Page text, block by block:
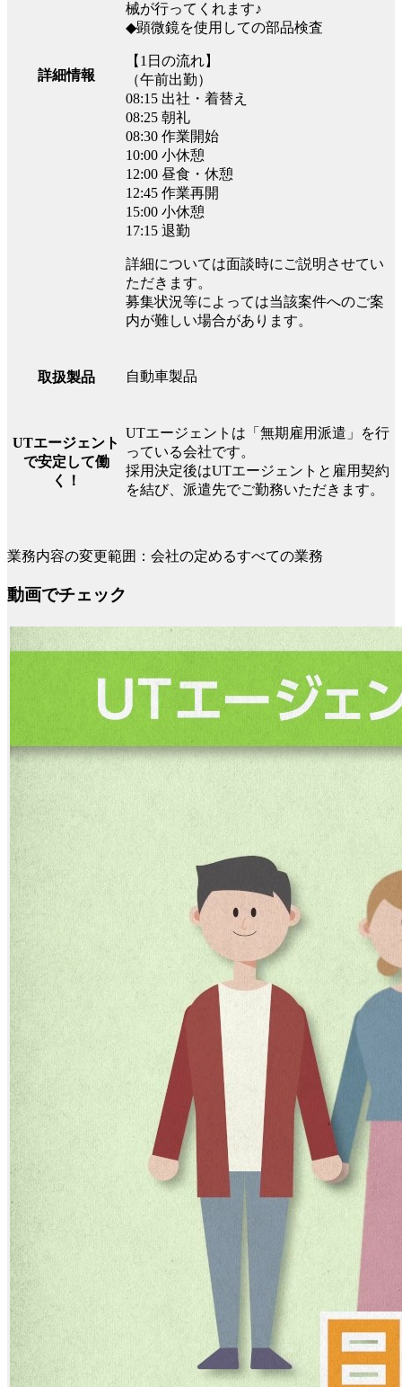
詳細情報
械が行ってくれます♪
◆顕微鏡を使用しての部品検査
【1日の流れ】
（午前出勤）
08:15 出社・着替え
08:25 朝礼
08:30 作業開始
10:00 小休憩
12:00 昼食・休憩
12:45 作業再開
15:00 小休憩
17:15 退勤
詳細については面談時にご説明させてい
ただきます。
募集状況等によっては当該案件へのご案
内が難しい場合があります。
取扱製品 自動車製品
UTエージェント
で安定して働
く！
UTエージェントは「無期雇用派遣」を行
っている会社です。
採用決定後はUTエージェントと雇用契約
を結び、派遣先でご勤務いただきます。
業務内容の変更範囲：会社の定めるすべての業務
動画でチェック